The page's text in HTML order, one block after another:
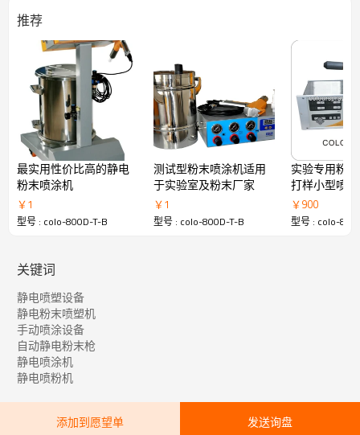
1） 凹槽件模式
扇形喷嘴的应用：平面喷涂效果极佳；便于喷涂于深凹
处，克服拉第屏蔽现象；强大的穿盘力适用于设计复杂的
工作；降低运行成本。
2） 平板模式
圆形喷嘴的应用：良好及高效的传输性能，增强粉末回包
效果；适用于不同的工作。
3）重喷件模式
圆形或扇形喷嘴的应用：高质量重喷，超高膜厚涂装；保
证重喷件的均匀光洁，消除“橘皮”现象；适合喷涂电传导
性能低的工作。
技术参数：
输入电压:200～240VAC
输入功率:50W
输出电流:0-120uA
最大粉量:600g/min
最大空气消耗量:24m3/h
安全指标:IP54
采用台湾亚德客气动元件，保持精密气动调节，使雾化更
使用达10万次，比一般国产气动元件在质量上有质的飞
跃。线路板采用100%进口电子元件，关键芯片采用意大利
推荐
最实用性价比高的静电
粉末喷涂机
￥1
型号 : colo-800D-T-B
测试型粉末喷涂机适用
于实验室及粉末厂家
￥1
型号 : colo-800D-T-B
实验专用粉
打样小型喷枪
￥900
型号 : colo-
关键词
静电喷塑设备
静电粉末喷塑机
手动喷涂设备
自动静电粉末枪
静电喷涂机
静电喷粉机
添加到愿望单 发送询盘